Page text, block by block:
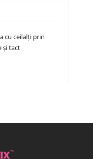
cu ceilalți prin
și tact